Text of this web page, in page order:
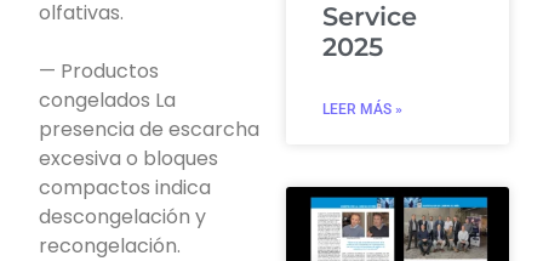
olfativas.
— Productos
congelados La
presencia de escarcha
excesiva o bloques
compactos indica
descongelación y
recongelación.
Service
2025
LEER MÁS »